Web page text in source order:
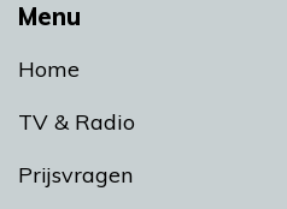
Menu
Home
TV & Radio
Prijsvragen